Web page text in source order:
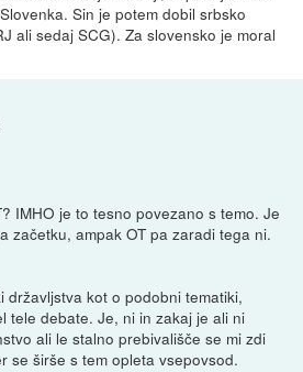
Sin je potem dobil srbsko
ali sedaj SCG). Za slovensko je moral
IMHO je to tesno povezano s temo. Je
začetku, ampak OT pa zaradi tega ni.
državljstva kot o podobni tematiki,
tele debate. Je, ni in zakaj je ali ni
ali le stalno prebivališče se mi zdi
se širše s tem opleta vsepovsod.